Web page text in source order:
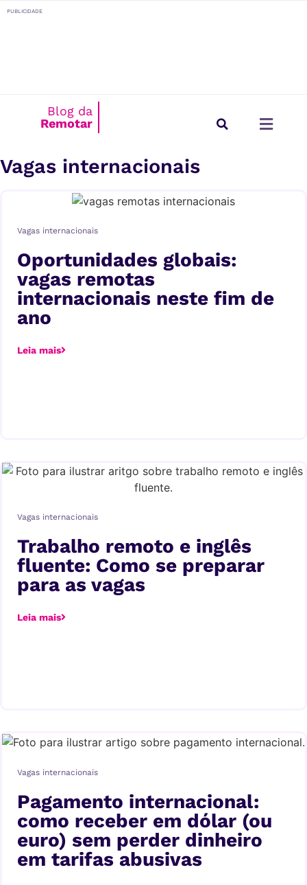
conteúdo
PUBLICIDADE
Blog da
Remotar
Vagas internacionais
Vagas internacionais
Oportunidades globais:
vagas remotas
internacionais neste fim de
ano
Leia mais
Vagas internacionais
Trabalho remoto e inglês
fluente: Como se preparar
para as vagas
Leia mais
Vagas internacionais
Pagamento internacional:
como receber em dólar (ou
euro) sem perder dinheiro
em tarifas abusivas